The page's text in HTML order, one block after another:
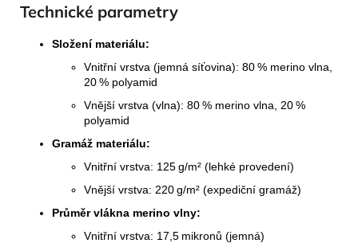
Technické parametry
Složení materiálu:
Vnitřní vrstva (jemná síťovina): 80 % merino vlna,
20 % polyamid
Vnější vrstva (vlna): 80 % merino vlna, 20 %
polyamid
Gramáž materiálu:
Vnitřní vrstva: 125 g/m² (lehké provedení)
Vnější vrstva: 220 g/m² (expediční gramáž)
Průměr vlákna merino vlny:
Vnitřní vrstva: 17,5 mikronů (jemná)